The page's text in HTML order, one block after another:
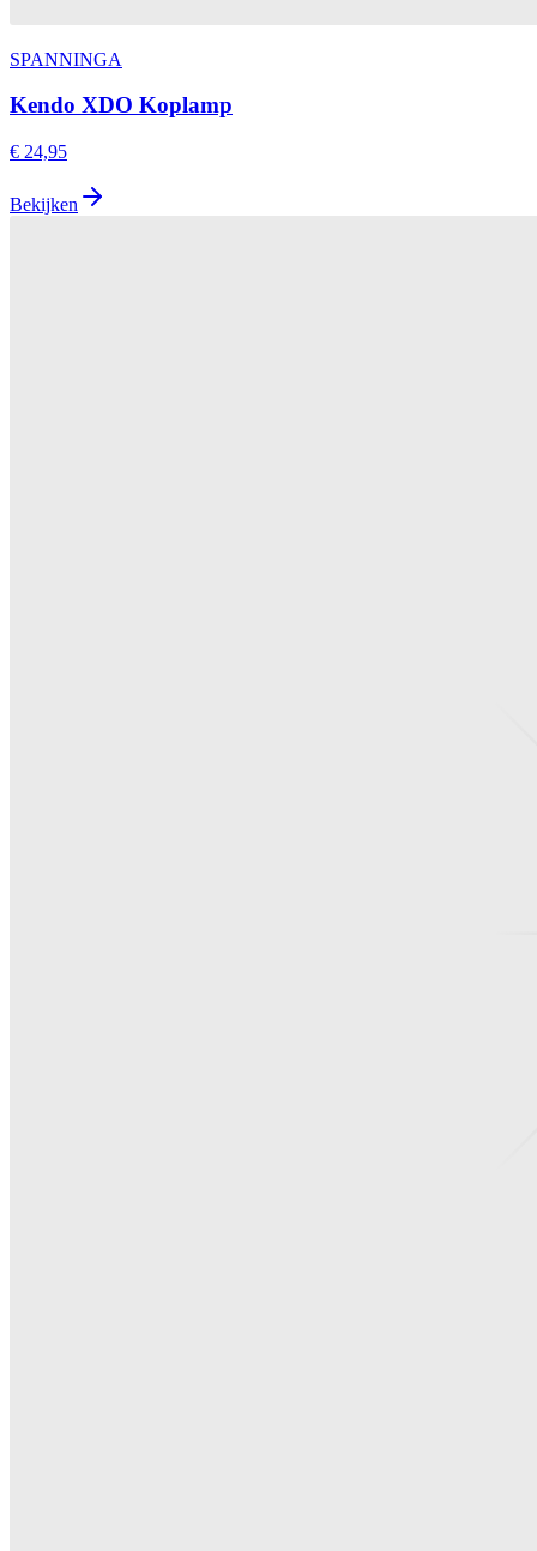
SPANNINGA
Kendo XDO Koplamp
€ 24,95
Bekijken